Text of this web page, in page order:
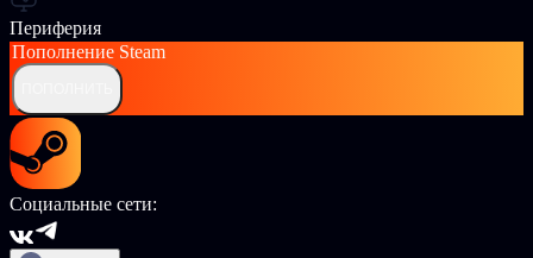
Периферия
Пополнение Steam
Социальные сети: